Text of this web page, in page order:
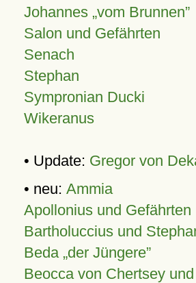
Johannes vom Brunnen
Salon und Gefährten
Senach
Stephan
Sympronian Ducki
Wikeranus
• Update: Gregor von
• neu: Ammia
Apollonius und Gefährten
Bartholuccius und
Beda „der Jüngere”
Beocca von Chertsey